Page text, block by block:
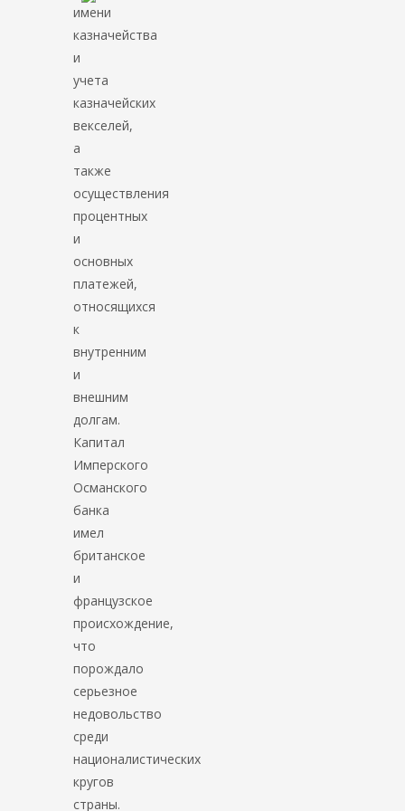
имени
казначейства
и
учета
казначейских
векселей,
а
также
осуществления
процентных
и
основных
платежей,
относящихся
к
внутренним
и
внешним
долгам.
Капитал
Имперского
Османского
банка
имел
британское
и
французское
происхождение,
что
порождало
серьезное
недовольство
среди
националистических
кругов
страны.